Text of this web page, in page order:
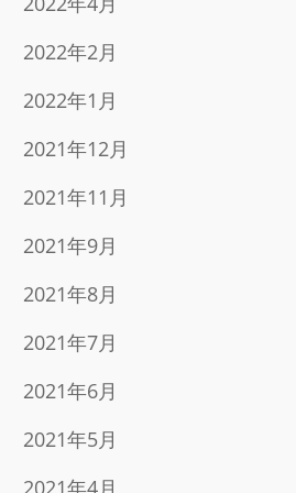
2022年2月
2022年1月
2021年12月
2021年11月
2021年9月
2021年8月
2021年7月
2021年6月
2021年5月
2021年4月